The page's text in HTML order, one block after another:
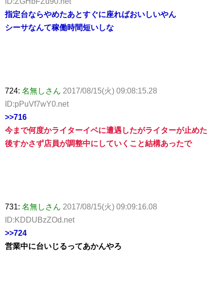
指定台ならやめたあとすぐに座ればおいしいやん
シーサなんて稼働時間短いしな
724: 名無しさん 2017/08/15(火) 09:08:15.28
ID:pPuVf7wY0.net
>>716
今まで何度かライターイベに遭遇したがライターが止めた
後すかさず店員が調整中にしていくこと結構あったで
731: 名無しさん 2017/08/15(火) 09:09:16.08
ID:KDDUBzZOd.net
>>724
営業中に台いじるってあかんやろ